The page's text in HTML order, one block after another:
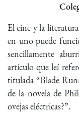
El cine y la
en uno puede
sencillamente
artículo que leí
titulada “Blade
de la novela de
ovejas eléctricas?”.